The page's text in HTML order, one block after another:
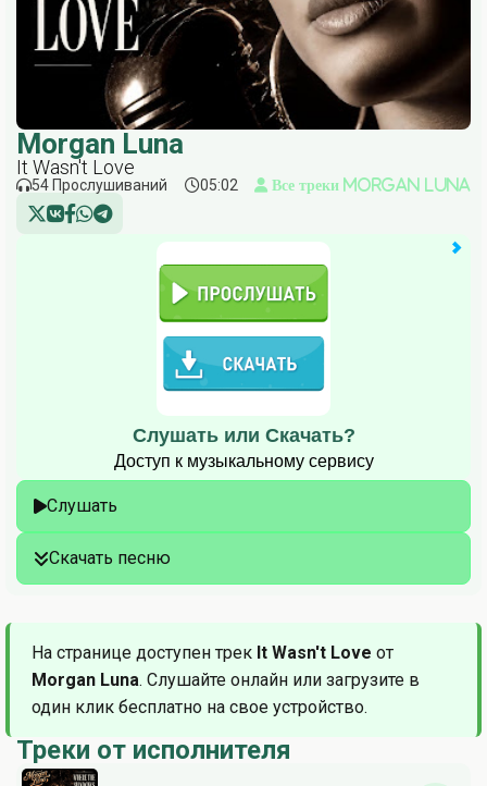
Morgan Luna
It Wasn't Love
54 Прослушиваний 05:02 Все треки Morgan Luna
Слушать или Скачать?
Доступ к музыкальному сервису
Слушать
Скачать песню
На странице доступен трек It Wasn't Love от
Morgan Luna. Слушайте онлайн или загрузите в
один клик бесплатно на свое устройство.
Треки от исполнителя